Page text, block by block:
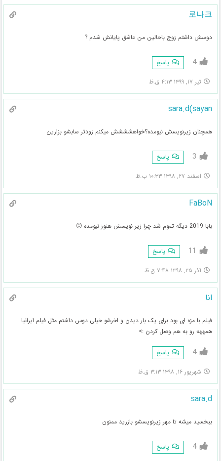
로나크
دوسش داشتم زوج باحالین من عاشق پایانش شدم ?
4 پاسخ
تیر ۱۷, ۱۳۹۹ ۴:۱۳ ق.ظ
sara.d(sayan
همچنان زیرنویسش نیومده؟خواهشششش میکنم زودتر سابشو بزارین
3 پاسخ
اسفند ۲۷, ۱۳۹۸ ۱۰:۳۳ ب.ظ
FaBoN
بابا 2019 دیگه تموم شد چرا زیر نویسش هنوز نیومده 🙁
11 پاسخ
آذر ۲۵, ۱۳۹۸ ۷:۴۸ ق.ظ
انا
فیلم با مزه ای بود برای یک بار دیدن و اخرشو خیلی دوس داشتم مثل فیلم ایرانیا
همههه رو به هم وصل کردن :>
4 پاسخ
شهریور ۱۶, ۱۳۹۸ ۳:۱۳ ق.ظ
sara.d
ببخسید میشه تا مهر زیرنویسشو بازرید ممنون
4 پاسخ